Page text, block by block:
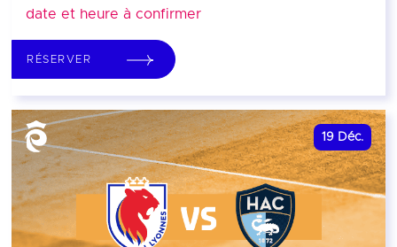
date et heure à confirmer
RÉSERVER
19 Déc.